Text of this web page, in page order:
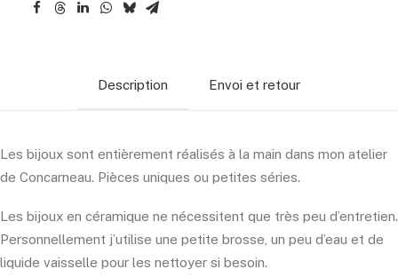
Description Envoi et retour
Les bijoux sont entièrement réalisés à la main dans mon atelier
de Concarneau. Pièces uniques ou petites séries.
Les bijoux en céramique ne nécessitent que très peu d’entretien.
Personnellement j’utilise une petite brosse, un peu d’eau et de
liquide vaisselle pour les nettoyer si besoin.